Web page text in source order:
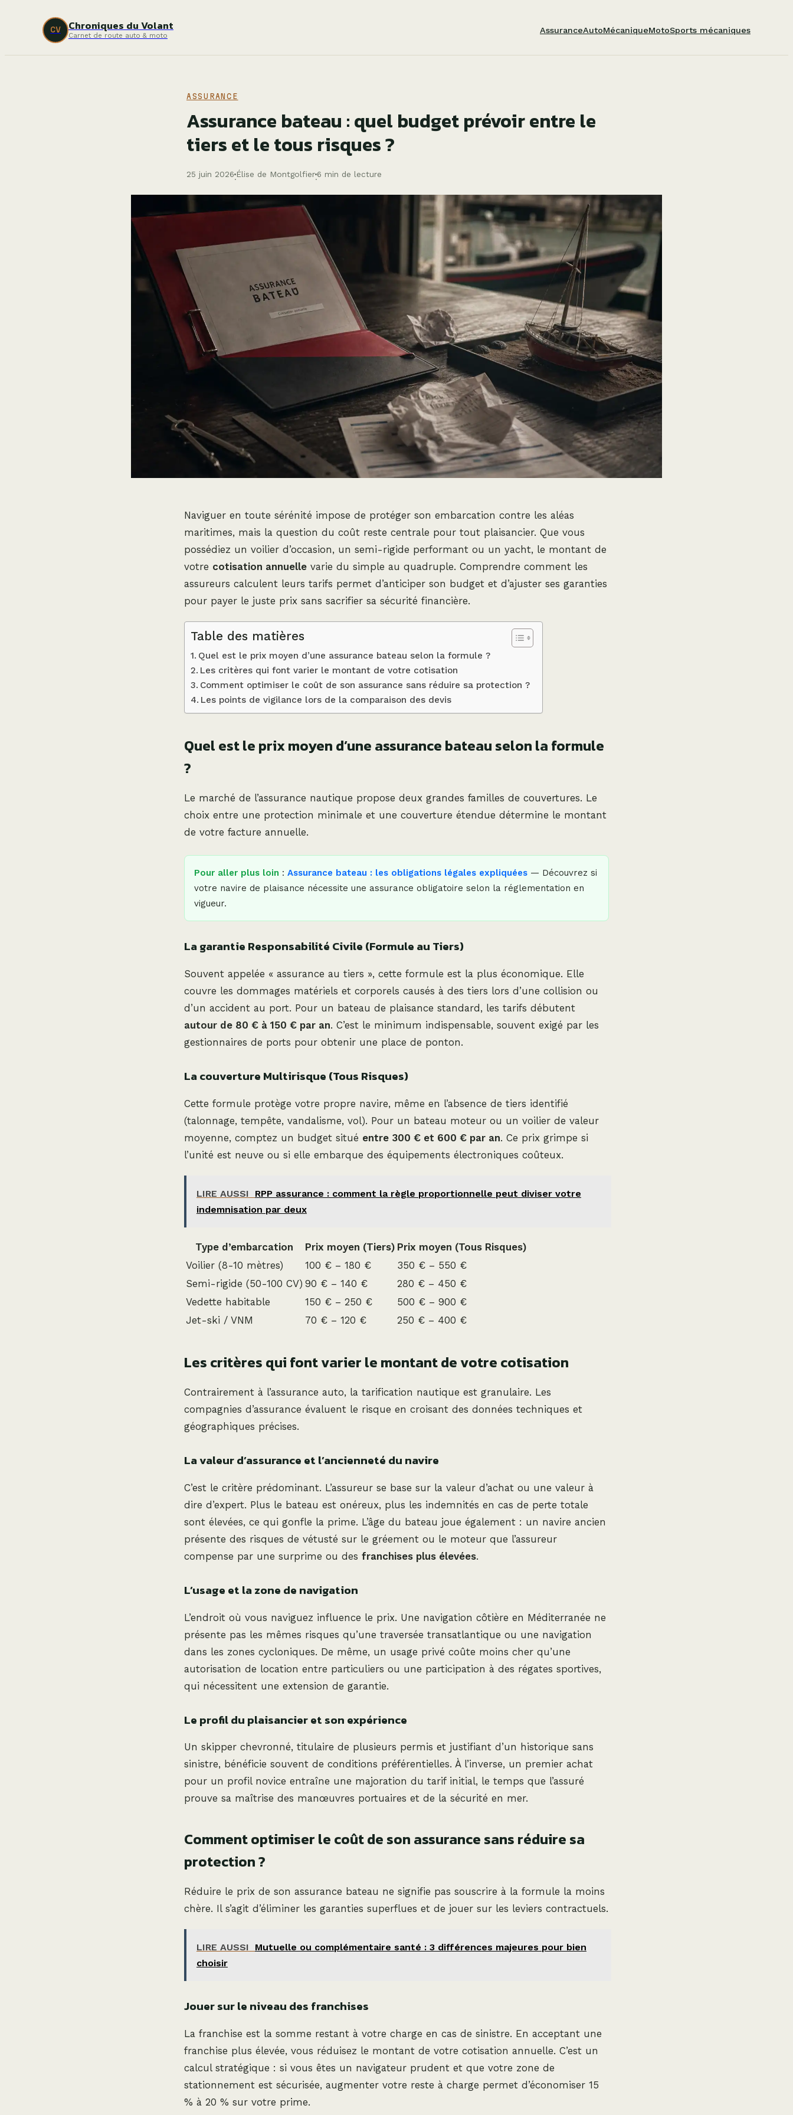
CV Chroniques du Volant
Carnet de route auto & moto
AssuranceAutoMécaniqueMotoSports mécaniques
ASSURANCE
Assurance bateau : quel budget prévoir entre le
tiers et le tous risques ?
25 juin 2026
·
Élise de Montgolfier
·
6 min de lecture
Naviguer en toute sérénité impose de protéger son embarcation contre les aléas
maritimes, mais la question du coût reste centrale pour tout plaisancier. Que vous
possédiez un voilier d’occasion, un semi-rigide performant ou un yacht, le montant de
votre cotisation annuelle varie du simple au quadruple. Comprendre comment les
assureurs calculent leurs tarifs permet d’anticiper son budget et d’ajuster ses garanties
pour payer le juste prix sans sacrifier sa sécurité financière.
Table des matières
Quel est le prix moyen d’une assurance bateau selon la formule ?
Les critères qui font varier le montant de votre cotisation
Comment optimiser le coût de son assurance sans réduire sa protection ?
Les points de vigilance lors de la comparaison des devis
Quel est le prix moyen d’une assurance bateau selon la formule
?
Le marché de l’assurance nautique propose deux grandes familles de couvertures. Le
choix entre une protection minimale et une couverture étendue détermine le montant
de votre facture annuelle.
Pour aller plus loin : Assurance bateau : les obligations légales expliquées — Découvrez si
votre navire de plaisance nécessite une assurance obligatoire selon la réglementation en
vigueur.
La garantie Responsabilité Civile (Formule au Tiers)
Souvent appelée « assurance au tiers », cette formule est la plus économique. Elle
couvre les dommages matériels et corporels causés à des tiers lors d’une collision ou
d’un accident au port. Pour un bateau de plaisance standard, les tarifs débutent
autour de 80 € à 150 € par an. C’est le minimum indispensable, souvent exigé par les
gestionnaires de ports pour obtenir une place de ponton.
La couverture Multirisque (Tous Risques)
Cette formule protège votre propre navire, même en l’absence de tiers identifié
(talonnage, tempête, vandalisme, vol). Pour un bateau moteur ou un voilier de valeur
moyenne, comptez un budget situé entre 300 € et 600 € par an. Ce prix grimpe si
l’unité est neuve ou si elle embarque des équipements électroniques coûteux.
LIRE AUSSI
RPP assurance : comment la règle proportionnelle peut diviser votre
indemnisation par deux
Type d’embarcation Prix moyen (Tiers) Prix moyen (Tous Risques)
Voilier (8-10 mètres)
100 € – 180 €
350 € – 550 €
Semi-rigide (50-100 CV) 90 € – 140 €
280 € – 450 €
Vedette habitable
150 € – 250 €
500 € – 900 €
Jet-ski / VNM
70 € – 120 € 250 € – 400 €
Les critères qui font varier le montant de votre cotisation
Contrairement à l’assurance auto, la tarification nautique est granulaire. Les
compagnies d’assurance évaluent le risque en croisant des données techniques et
géographiques précises.
La valeur d’assurance et l’ancienneté du navire
C’est le critère prédominant. L’assureur se base sur la valeur d’achat ou une valeur à
dire d’expert. Plus le bateau est onéreux, plus les indemnités en cas de perte totale
sont élevées, ce qui gonfle la prime. L’âge du bateau joue également : un navire ancien
présente des risques de vétusté sur le gréement ou le moteur que l’assureur
compense par une surprime ou des franchises plus élevées.
L’usage et la zone de navigation
L’endroit où vous naviguez influence le prix. Une navigation côtière en Méditerranée ne
présente pas les mêmes risques qu’une traversée transatlantique ou une navigation
dans les zones cycloniques. De même, un usage privé coûte moins cher qu’une
autorisation de location entre particuliers ou une participation à des régates sportives,
qui nécessitent une extension de garantie.
Le profil du plaisancier et son expérience
Un skipper chevronné, titulaire de plusieurs permis et justifiant d’un historique sans
sinistre, bénéficie souvent de conditions préférentielles. À l’inverse, un premier achat
pour un profil novice entraîne une majoration du tarif initial, le temps que l’assuré
prouve sa maîtrise des manœuvres portuaires et de la sécurité en mer.
Comment optimiser le coût de son assurance sans réduire sa
protection ?
Réduire le prix de son assurance bateau ne signifie pas souscrire à la formule la moins
chère. Il s’agit d’éliminer les garanties superflues et de jouer sur les leviers contractuels.
LIRE AUSSI
Mutuelle ou complémentaire santé : 3 différences majeures pour bien
choisir
Jouer sur le niveau des franchises
La franchise est la somme restant à votre charge en cas de sinistre. En acceptant une
franchise plus élevée, vous réduisez le montant de votre cotisation annuelle. C’est un
calcul stratégique : si vous êtes un navigateur prudent et que votre zone de
stationnement est sécurisée, augmenter votre reste à charge permet d’économiser 15
% à 20 % sur votre prime.